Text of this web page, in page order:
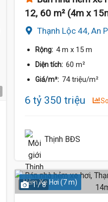
12, 60 m² (4m x
Thạnh Lộc 44, An
Rộng: 4 m x 15 m
Diện tích: 60 m²
Giá/m²: 74 triệu/m²
6 tỷ 350 triệu
Thịnh BĐS
Hẻm Xe Hơi (7 m)
1 / 8